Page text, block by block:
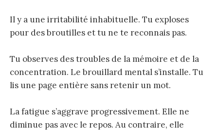
Il y a une irritabilité inhabituelle. Tu exploses
pour des broutilles et tu ne te reconnais pas.
Tu observes des troubles de la mémoire et de la
concentration. Le brouillard mental s’installe. Tu
lis une page entière sans retenir un mot.
La fatigue s’aggrave progressivement. Elle ne
diminue pas avec le repos. Au contraire, elle